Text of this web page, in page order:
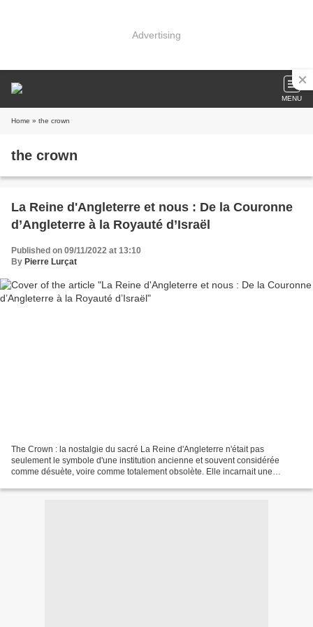
Advertising
MENU
Home » the crown
the crown
La Reine d'Angleterre et nous : De la Couronne
d’Angleterre à la Royauté d’Israël
Published on 09/11/2022 at 13:10
By Pierre Lurçat
The Crown : la nostalgie du sacré La Reine d'Angleterre n'était pas
seulement le symbole d'une institution ancienne et souvent considérée
comme désuète, voire comme totalement obsolète. Elle incarnait une